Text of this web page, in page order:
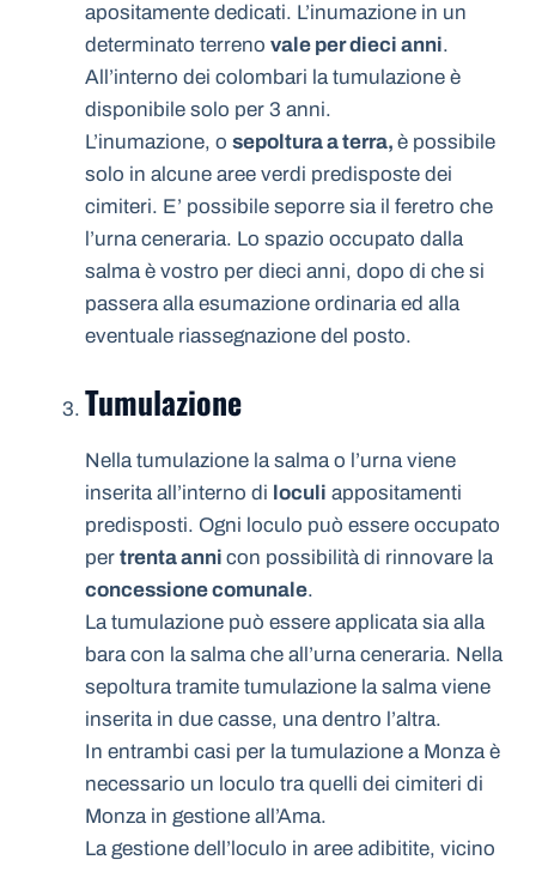
apositamente dedicati. L’inumazione in un
determinato terreno vale per dieci anni.
All’interno dei colombari la tumulazione è
disponibile solo per 3 anni.
L’inumazione, o sepoltura a terra, è possibile
solo in alcune aree verdi predisposte dei
cimiteri. E’ possibile seporre sia il feretro che
l’urna ceneraria. Lo spazio occupato dalla
salma è vostro per dieci anni, dopo di che si
passera alla esumazione ordinaria ed alla
eventuale riassegnazione del posto.
Tumulazione
Nella tumulazione la salma o l’urna viene
inserita all’interno di loculi appositamenti
predisposti. Ogni loculo può essere occupato
per trenta anni con possibilità di rinnovare la
concessione comunale.
La tumulazione può essere applicata sia alla
bara con la salma che all’urna ceneraria. Nella
sepoltura tramite tumulazione la salma viene
inserita in due casse, una dentro l’altra.
In entrambi casi per la tumulazione a Monza è
necessario un loculo tra quelli dei cimiteri di
Monza in gestione all’Ama.
La gestione dell’loculo in aree adibitite, vicino